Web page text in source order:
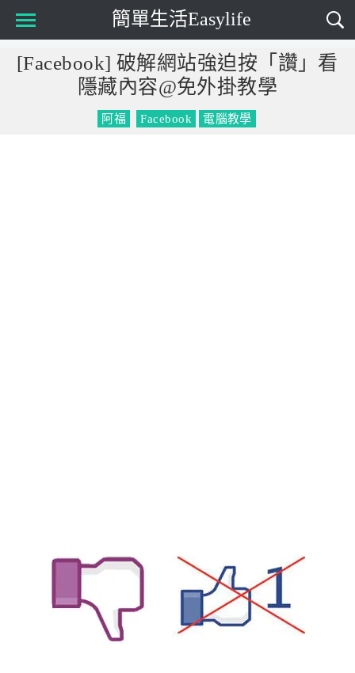
簡單生活Easylife
Main Menu
[Facebook] 破解網站強迫按「讚」看
隱藏內容@免外掛教學
阿福 Facebook 電腦教學